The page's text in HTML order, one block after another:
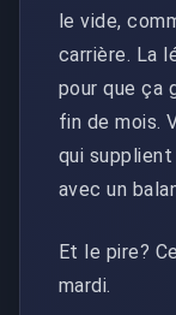
le vide,
carrière. La
pour que ça
fin de mois.
qui
avec un
Et le pire?
mardi.